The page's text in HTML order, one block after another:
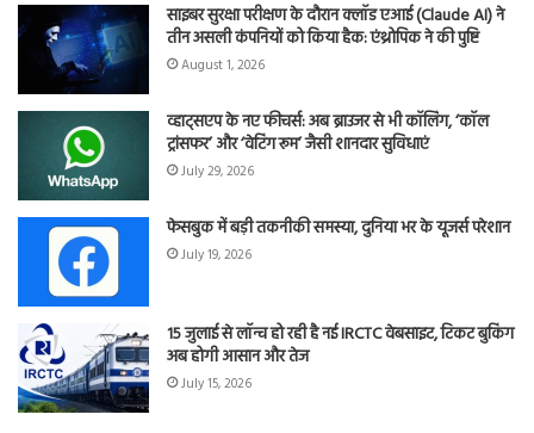
साइबर सुरक्षा परीक्षण के दौरान क्लॉड एआई (Claude AI) ने
तीन असली कंपनियों को किया हैक: एंथ्रोपिक ने की पुष्टि
August 1, 2026
व्हाट्सएप के नए फीचर्स: अब ब्राउजर से भी कॉलिंग, ‘कॉल
ट्रांसफर’ और ‘वेटिंग रूम’ जैसी शानदार सुविधाएं
July 29, 2026
फेसबुक में बड़ी तकनीकी समस्या, दुनिया भर के यूजर्स परेशान
July 19, 2026
15 जुलाई से लॉन्च हो रही है नई IRCTC वेबसाइट, टिकट बुकिंग
अब होगी आसान और तेज
July 15, 2026